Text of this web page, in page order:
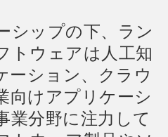
シップの下、ラン
トウェアは人工知
ーション、クラウ
向けアプリケーシ
業分野に注力して